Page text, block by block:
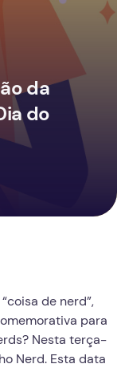
da
do
de nerd”,
para
Nesta terça-
Nerd. Esta data